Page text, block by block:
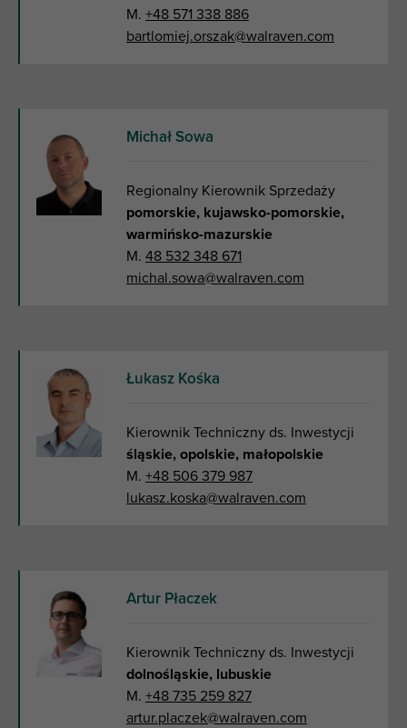
M. +48 571 338 886
bartlomiej.orszak@walraven.com
Michał Sowa
Regionalny Kierownik Sprzedaży
pomorskie, kujawsko-pomorskie,
warmińsko-mazurskie
M. 48 532 348 671
michal.sowa@walraven.com
Łukasz Kośka
Kierownik Techniczny ds. Inwestycji
śląskie, opolskie, małopolskie
M. +48 506 379 987
lukasz.koska@walraven.com
Artur Płaczek
Kierownik Techniczny ds. Inwestycji
dolnośląskie, lubuskie
M. +48 735 259 827
artur.placzek@walraven.com